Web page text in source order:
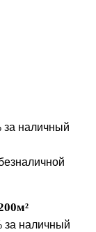
за наличный
за наличный